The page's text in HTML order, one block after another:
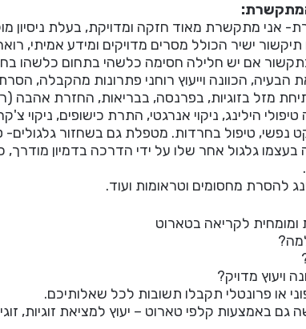
אני מתקשרת מאוד חזקה ומדויקת, בעלת ניסיון
ישיר הכולל מסרים מדויקים ומידע אמיתי,
אם יש חלילה חסימה כלשהי בתחום כלשהו
הבעיה, הכוונה וייעוץ רוחני פתרונות מהקבלה,
מזל בזוגיות, בפרנסה, בבריאות, החזרת אהבה
הילינג, ניקוי אנרגטי, התרת כישופים, ניקוי
נפשי, טיפול בחרדות. מטפלת גם בשחזור
בעצמו גלגול אחר שלו על ידי הדרכה בדמיון
להסרת מחסומים וטראומות ועוד.
לקריאה בטארוט
ויעוץ מדויק?
או פרונטלי תקבלו תשובות לכל שאלותיכם.
באמצעות קלפי טארוט – יעוץ למציאת זוגיות,